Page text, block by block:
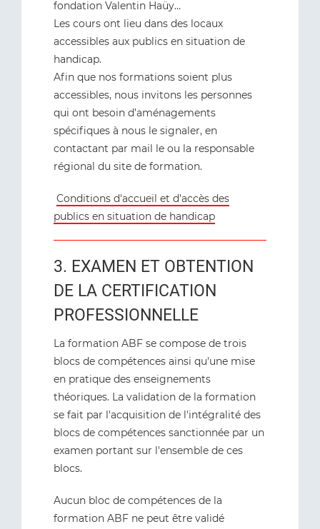
fondation Valentin Haüy…
Les cours ont lieu dans des locaux
accessibles aux publics en situation de
handicap.
Afin que nos formations soient plus
accessibles, nous invitons les personnes
qui ont besoin d’aménagements
spécifiques à nous le signaler, en
contactant par mail le ou la responsable
régional du site de formation.
Conditions d'accueil et d'accès des
publics en situation de handicap
3. EXAMEN ET OBTENTION
DE LA CERTIFICATION
PROFESSIONNELLE
La formation ABF se compose de trois
blocs de compétences ainsi qu'une mise
en pratique des enseignements
théoriques. La validation de la formation
se fait par l'acquisition de l'intégralité des
blocs de compétences sanctionnée par un
examen portant sur l'ensemble de ces
blocs.
Aucun bloc de compétences de la
formation ABF ne peut être validé